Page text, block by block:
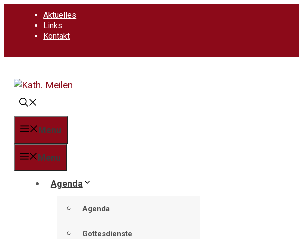
Aktuelles
Links
Kontakt
Menu
Menu
Agenda
Agenda
Gottesdienste